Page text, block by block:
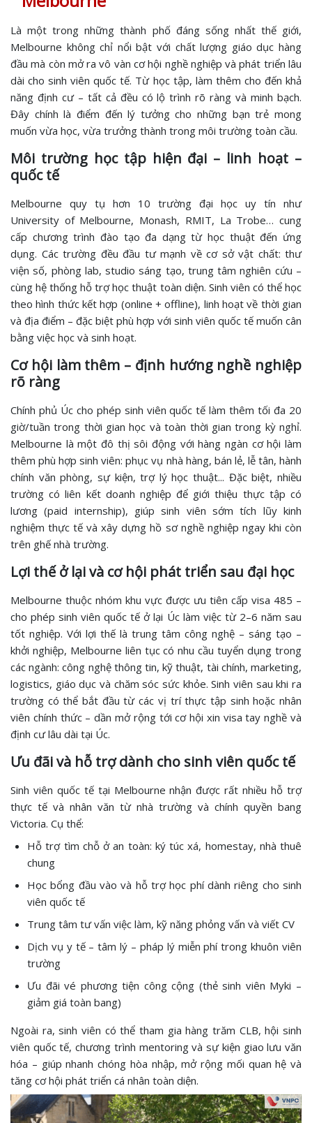
Là một trong những thành phố đáng sống nhất thế giới,
Melbourne không chỉ nổi bật với chất lượng giáo dục hàng
đầu mà còn mở ra vô vàn cơ hội nghề nghiệp và phát triển lâu
dài cho sinh viên quốc tế. Từ học tập, làm thêm cho đến khả
năng định cư – tất cả đều có lộ trình rõ ràng và minh bạch.
Đây chính là điểm đến lý tưởng cho những bạn trẻ mong
muốn vừa học, vừa trưởng thành trong môi trường toàn cầu.
Môi trường học tập hiện đại – linh hoạt –
quốc tế
Melbourne quy tụ hơn 10 trường đại học uy tín như
University of Melbourne, Monash, RMIT, La Trobe… cung
cấp chương trình đào tạo đa dạng từ học thuật đến ứng
dụng. Các trường đều đầu tư mạnh về cơ sở vật chất: thư
viện số, phòng lab, studio sáng tạo, trung tâm nghiên cứu –
cùng hệ thống hỗ trợ học thuật toàn diện. Sinh viên có thể học
theo hình thức kết hợp (online + offline), linh hoạt về thời gian
và địa điểm – đặc biệt phù hợp với sinh viên quốc tế muốn cân
bằng việc học và sinh hoạt.
Cơ hội làm thêm – định hướng nghề nghiệp
rõ ràng
Chính phủ Úc cho phép sinh viên quốc tế làm thêm tối đa 20
giờ/tuần trong thời gian học và toàn thời gian trong kỳ nghỉ.
Melbourne là một đô thị sôi động với hàng ngàn cơ hội làm
thêm phù hợp sinh viên: phục vụ nhà hàng, bán lẻ, lễ tân, hành
chính văn phòng, sự kiện, trợ lý học thuật... Đặc biệt, nhiều
trường có liên kết doanh nghiệp để giới thiệu thực tập có
lương (paid internship), giúp sinh viên sớm tích lũy kinh
nghiệm thực tế và xây dựng hồ sơ nghề nghiệp ngay khi còn
trên ghế nhà trường.
Lợi thế ở lại và cơ hội phát triển sau đại học
Melbourne thuộc nhóm khu vực được ưu tiên cấp visa 485 –
cho phép sinh viên quốc tế ở lại Úc làm việc từ 2–6 năm sau
tốt nghiệp. Với lợi thế là trung tâm công nghệ – sáng tạo –
khởi nghiệp, Melbourne liên tục có nhu cầu tuyển dụng trong
các ngành: công nghệ thông tin, kỹ thuật, tài chính, marketing,
logistics, giáo dục và chăm sóc sức khỏe. Sinh viên sau khi ra
trường có thể bắt đầu từ các vị trí thực tập sinh hoặc nhân
viên chính thức – dần mở rộng tới cơ hội xin visa tay nghề và
định cư lâu dài tại Úc.
Ưu đãi và hỗ trợ dành cho sinh viên quốc tế
Sinh viên quốc tế tại Melbourne nhận được rất nhiều hỗ trợ
thực tế và nhân văn từ nhà trường và chính quyền bang
Victoria. Cụ thể:
Hỗ trợ tìm chỗ ở an toàn: ký túc xá, homestay, nhà thuê
chung
Học bổng đầu vào và hỗ trợ học phí dành riêng cho sinh
viên quốc tế
Trung tâm tư vấn việc làm, kỹ năng phỏng vấn và viết CV
Dịch vụ y tế – tâm lý – pháp lý miễn phí trong khuôn viên
trường
Ưu đãi vé phương tiện công cộng (thẻ sinh viên Myki –
giảm giá toàn bang)
Ngoài ra, sinh viên có thể tham gia hàng trăm CLB, hội sinh
viên quốc tế, chương trình mentoring và sự kiện giao lưu văn
hóa – giúp nhanh chóng hòa nhập, mở rộng mối quan hệ và
tăng cơ hội phát triển cá nhân toàn diện.